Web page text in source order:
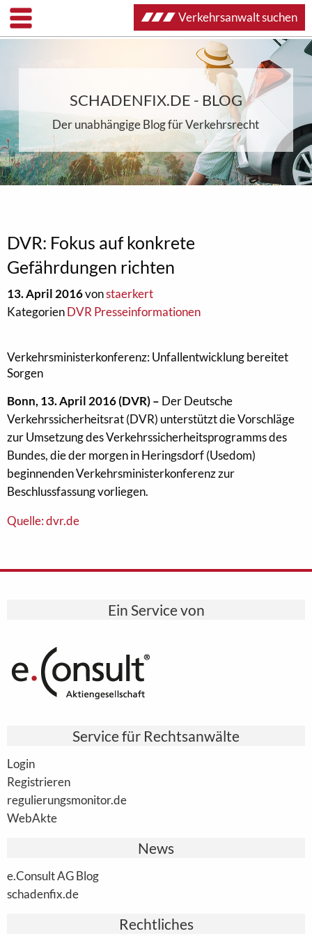
SCHADENFIX.DE - BLOG
Der unabhängige Blog für Verkehrsrecht
DVR: Fokus auf konkrete
Gefährdungen richten
13. April 2016vonstaerkert
KategorienDVR Presseinformationen
Verkehrsministerkonferenz: Unfallentwicklung bereitet
Sorgen
Bonn, 13. April 2016 (DVR) – Der Deutsche
Verkehrssicherheitsrat (DVR) unterstützt die Vorschläge
zur Umsetzung des Verkehrssicherheitsprogramms des
Bundes, die der morgen in Heringsdorf (Usedom)
beginnenden Verkehrsministerkonferenz zur
Beschlussfassung vorliegen.
Quelle: dvr.de
Ein Service von
Service für Rechtsanwälte
Login
Registrieren
regulierungsmonitor.de
WebAkte
News
e.Consult AG Blog
schadenfix.de
Rechtliches
Verkehrsanwalt suchen